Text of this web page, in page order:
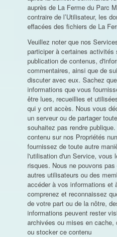
auprès de La Ferme du Parc
contraire de l’Utilisateur, les
effacées des fichiers de La
Veuillez noter que nos
participer à certaines
publication de contenus,
commentaires, ainsi que de
discuter avec eux. Sachez
informations que vous
être lues, recueillies et
qui y ont accès. Nous vous
un serveur ou de partager
souhaitez pas rendre
contenu sur nos Propriétés
fournissez de toute autre
l'utilisation d'un Service, vous
risques. Nous ne pouvons
autres utilisateurs ou des
accéder à vos informations et
comprenez et reconnaissez
de votre part ou de la nôtre,
informations peuvent rester
archivées ou mises en cache,
ou stocker ce contenu